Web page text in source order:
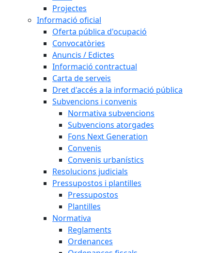
Projectes
Informació oficial
Oferta pública d'ocupació
Convocatòries
Anuncis / Edictes
Informació contractual
Carta de serveis
Dret d'accés a la informació pública
Subvencions i convenis
Normativa subvencions
Subvencions atorgades
Fons Next Generation
Convenis
Convenis urbanístics
Resolucions judicials
Pressupostos i plantilles
Pressupostos
Plantilles
Normativa
Reglaments
Ordenances